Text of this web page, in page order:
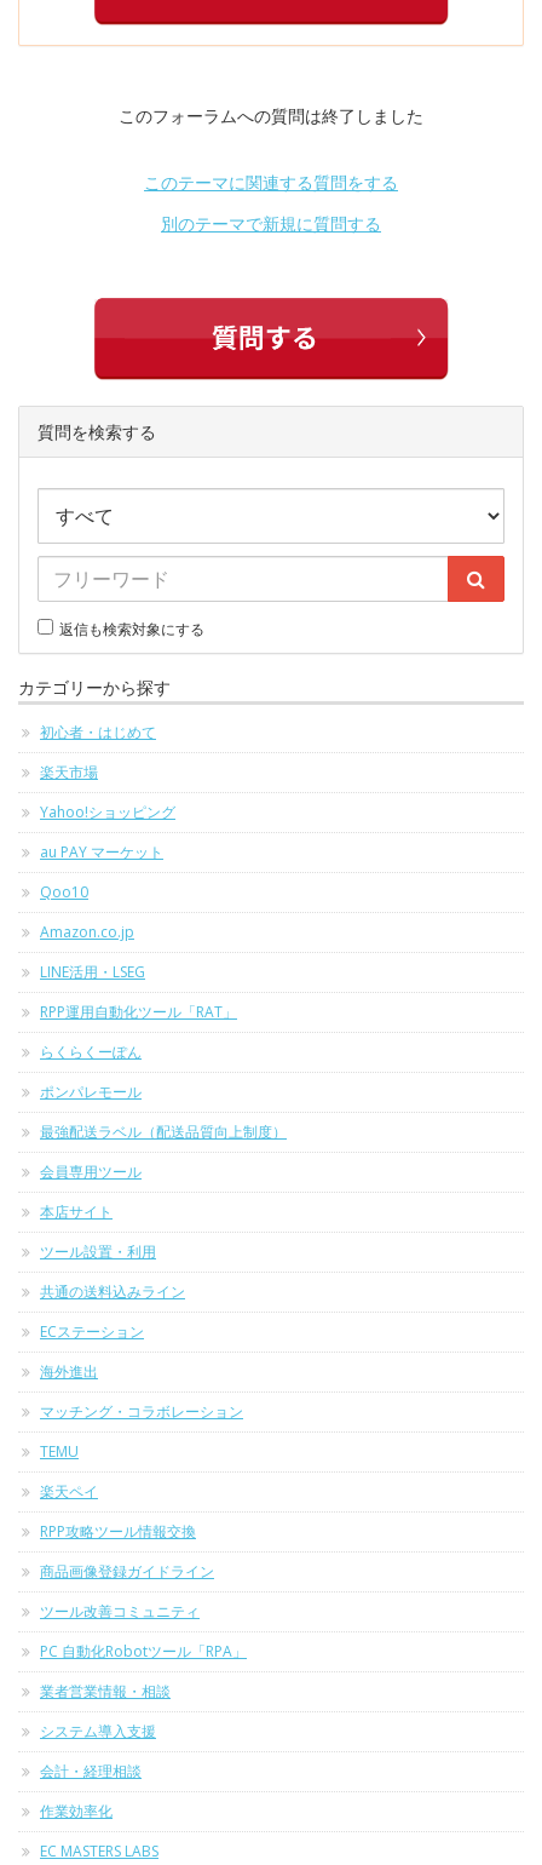
このフォーラムへの質問は終了しました
このテーマに関連する質問をする
別のテーマで新規に質問する
質問を検索する
返信も検索対象にする
カテゴリーから探す
初心者・はじめて
楽天市場
Yahoo!ショッピング
au PAY マーケット
Qoo10
Amazon.co.jp
LINE活用・LSEG
RPP運用自動化ツール「RAT」
らくらくーぽん
ポンパレモール
最強配送ラベル（配送品質向上制度）
会員専用ツール
本店サイト
ツール設置・利用
共通の送料込みライン
ECステーション
海外進出
マッチング・コラボレーション
TEMU
楽天ペイ
RPP攻略ツール情報交換
商品画像登録ガイドライン
ツール改善コミュニティ
PC 自動化Robotツール「RPA」
業者営業情報・相談
システム導入支援
会計・経理相談
作業効率化
EC MASTERS LABS